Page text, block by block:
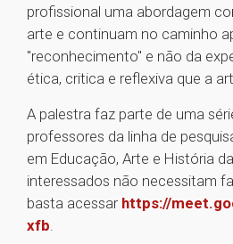
profissional uma abordagem
arte e continuam no caminho
"reconhecimento" e não da
ética, critica e reflexiva que a
A palestra faz parte de uma
professores da linha de
em Educação, Arte e História
interessados não necessitam
basta acessar https://
xfb.